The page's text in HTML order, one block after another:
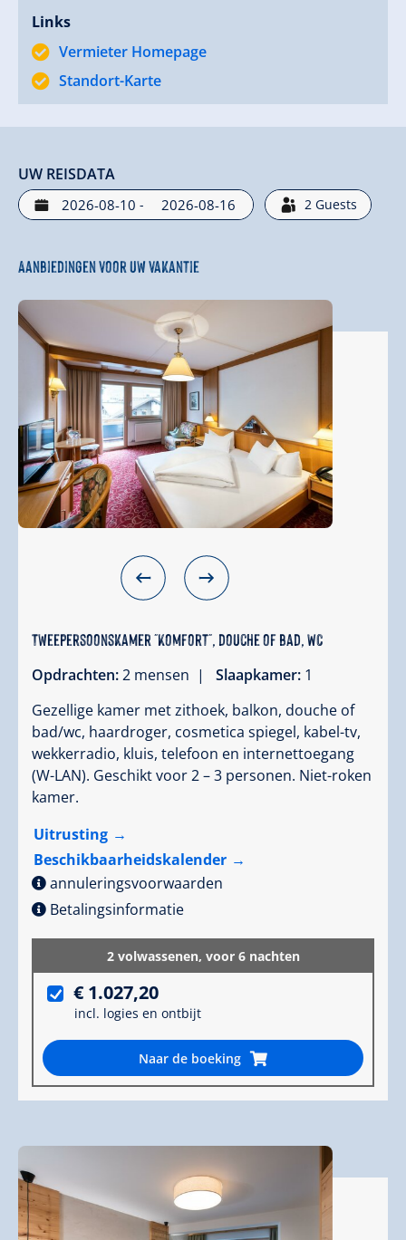
Familie Kammerlander - Hotel Alpenland in Gerlos
Links
Vermieter Homepage
Standort-Karte
UW REISDATA
- 2 Guests
Aanbiedingen voor uw vakantie
Tweepersoonskamer "Komfort", douche of bad, WC
Opdrachten:2 mensen | Slaapkamer: 1
Gezellige kamer met zithoek, balkon, douche of
bad/wc, haardroger, cosmetica spiegel, kabel-tv,
wekkerradio, kluis, telefoon en internettoegang
(W-LAN). Geschikt voor 2 – 3 personen. Niet-roken
kamer.
Uitrusting
Beschikbaarheidskalender
annuleringsvoorwaarden
Betalingsinformatie
2 volwassenen, voor 6 nachten
€ 1.027,20
incl. logies en ontbijt
Naar de boeking